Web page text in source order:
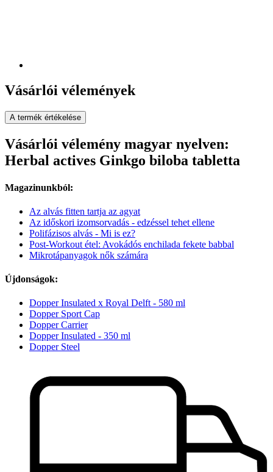
Vásárlói vélemények
A termék értékelése
Vásárlói vélemény magyar nyelven:
Herbal actives Ginkgo biloba tabletta
Magazinunkból:
Az alvás fitten tartja az agyat
Az időskori izomsorvadás - edzéssel tehet ellene
Polifázisos alvás - Mi is ez?
Post-Workout étel: Avokádós enchilada fekete babbal
Mikrotápanyagok nők számára
Újdonságok:
Dopper Insulated x Royal Delft - 580 ml
Dopper Sport Cap
Dopper Carrier
Dopper Insulated - 350 ml
Dopper Steel